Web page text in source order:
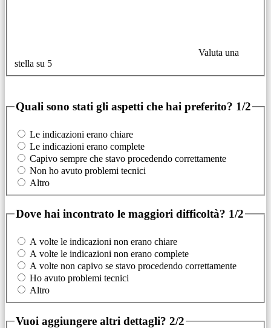
Valuta una
stella su 5
Quali sono stati gli aspetti che hai preferito? 1/2
Le indicazioni erano chiare
Le indicazioni erano complete
Capivo sempre che stavo procedendo correttamente
Non ho avuto problemi tecnici
Altro
Dove hai incontrato le maggiori difficoltà? 1/2
A volte le indicazioni non erano chiare
A volte le indicazioni non erano complete
A volte non capivo se stavo procedendo correttamente
Ho avuto problemi tecnici
Altro
Vuoi aggiungere altri dettagli? 2/2